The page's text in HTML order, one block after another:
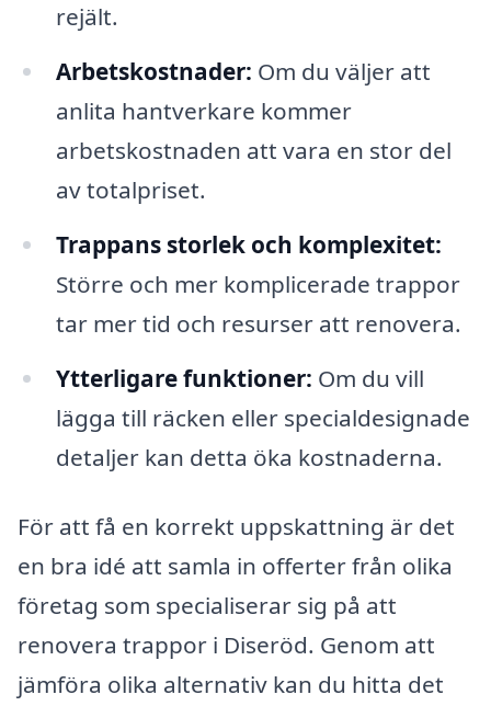
rejält.
Arbetskostnader: Om du väljer att
anlita hantverkare kommer
arbetskostnaden att vara en stor del
av totalpriset.
Trappans storlek och komplexitet:
Större och mer komplicerade trappor
tar mer tid och resurser att renovera.
Ytterligare funktioner: Om du vill
lägga till räcken eller specialdesignade
detaljer kan detta öka kostnaderna.
För att få en korrekt uppskattning är det
en bra idé att samla in offerter från olika
företag som specialiserar sig på att
renovera trappor i Diseröd. Genom att
jämföra olika alternativ kan du hitta det